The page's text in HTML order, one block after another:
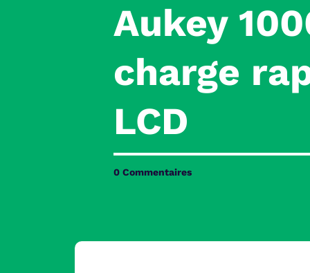
Aukey
charge
LCD
0 Commentaires